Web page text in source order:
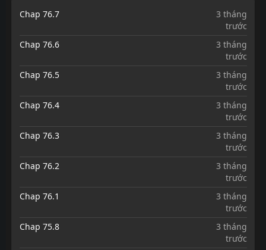
Chap 76.7
3 tháng
trước
Chap 76.6
3 tháng
trước
Chap 76.5
3 tháng
trước
Chap 76.4
3 tháng
trước
Chap 76.3
3 tháng
trước
Chap 76.2
3 tháng
trước
Chap 76.1
3 tháng
trước
Chap 75.8
3 tháng
trước